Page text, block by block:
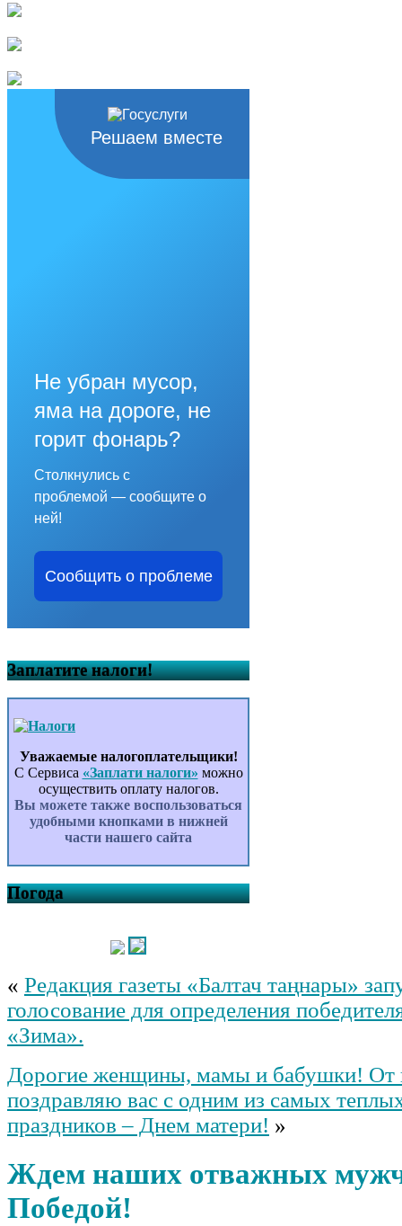
Решаем вместе
Не убран мусор,
яма на дороге, не
горит фонарь?
Столкнулись с
проблемой — сообщите о
ней!
Сообщить о проблеме
Заплатите налоги!
Уважаемые налогоплательщики!
С Сервиса «Заплати налоги» можно
осуществить оплату налогов.
Вы можете также воспользоваться
удобными кнопками в нижней
части нашего сайта
Погода
« Редакция газеты «Балтач таңнары»
голосование для определения
«Зима».
Дорогие женщины, мамы и бабушки! От
поздравляю вас с одним из самых
праздников – Днем матери! »
Ждем наших отважных
Победой!